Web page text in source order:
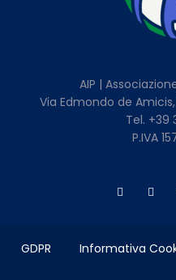
AIP |
Via Edmondo de
Tel. +39
P.IVA
GDPR Informativa